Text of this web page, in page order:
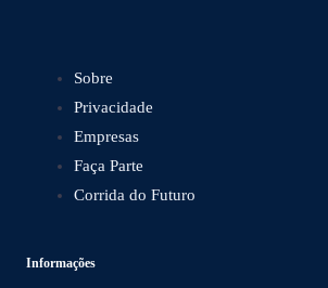
Sobre
Privacidade
Empresas
Faça Parte
Corrida do Futuro
Informações